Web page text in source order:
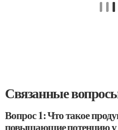
Связанные
Вопрос 1: Что такое
повышающие потенцию у